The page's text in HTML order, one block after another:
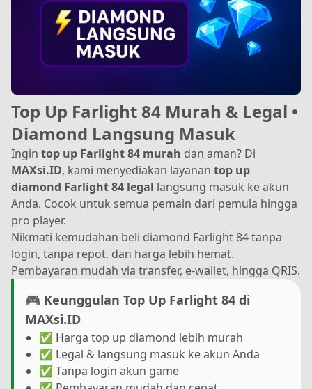
Top Up Farlight 84 Murah & Legal •
Diamond Langsung Masuk
Ingin top up Farlight 84 murah dan aman? Di
MAXsi.ID, kami menyediakan layanan top up
diamond Farlight 84 legal langsung masuk ke akun
Anda. Cocok untuk semua pemain dari pemula hingga
pro player.
Nikmati kemudahan beli diamond Farlight 84 tanpa
login, tanpa repot, dan harga lebih hemat.
Pembayaran mudah via transfer, e-wallet, hingga QRIS.
🎮 Keunggulan Top Up Farlight 84 di
MAXsi.ID
✅ Harga top up diamond lebih murah
✅ Legal & langsung masuk ke akun Anda
✅ Tanpa login akun game